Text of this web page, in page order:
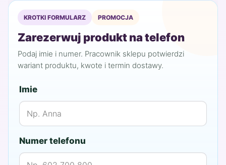
198,00 zł.99,00 zł.
KROTKI FORMULARZ PROMOCJA
Zarezerwuj produkt na telefon
Podaj imie i numer. Pracownik sklepu potwierdzi
wariant produktu, kwote i termin dostawy.
Imie
Numer telefonu